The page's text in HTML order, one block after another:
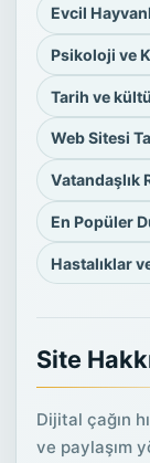
Evcil
Psikoloji ve
Tarih ve
Web Sitesi
Vatandaşlık
En Popüler
Hastalıklar
Site
Dijital çağın
ve paylaşım